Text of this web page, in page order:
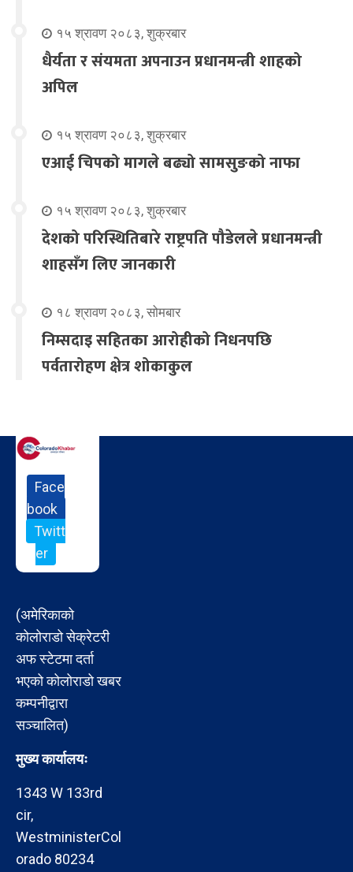
१५ श्रावण २०८३, शुक्रबार
धैर्यता र संयमता अपनाउन प्रधानमन्त्री शाहको
अपिल
१५ श्रावण २०८३, शुक्रबार
एआई चिपको मागले बढ्यो सामसुङको नाफा
१५ श्रावण २०८३, शुक्रबार
देशको परिस्थितिबारे राष्ट्रपति पौडेलले प्रधानमन्त्री
शाहसँग लिए जानकारी
१८ श्रावण २०८३, सोमबार
निम्सदाइ सहितका आरोहीको निधनपछि
पर्वतारोहण क्षेत्र शोकाकुल
Face
book
Twitt
er
(अमेरिकाको
कोलोराडो सेक्रेटरी
अफ स्टेटमा दर्ता
भएको कोलोराडो खबर
कम्पनीद्वारा
सञ्चालित)
मुख्य कार्यालयः
1343 W 133rd
cir,
WestministerCol
orado 80234